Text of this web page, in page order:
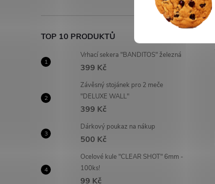
TOP 10 PRODUKTŮ
Vrhací sekera "BANDITOS" železná
399 Kč
Závěsný stojánek pro 2 meče
"DELUXE WALL"
399 Kč
Dárkový poukaz na nákup
500 Kč
Ocelové kule "CLEAR SHOT" 6mm -
100ks!
99 Kč